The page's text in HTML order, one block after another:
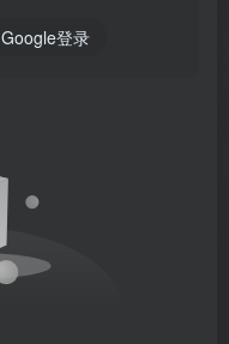
Google登录